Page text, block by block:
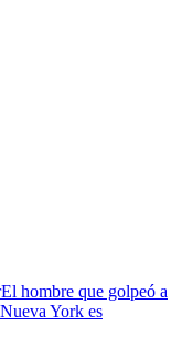
El hombre que golpeó a
York es